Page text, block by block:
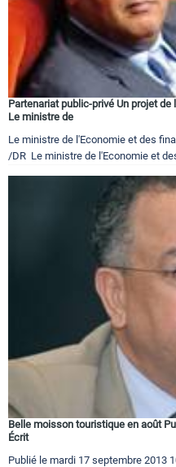
Partenariat public-privé Un projet
Le ministre de
Le ministre de l'Economie et des
/DR Le ministre de l'Economie et
Belle moisson touristique en août
Écrit
Publié le mardi 17 septembre 2013